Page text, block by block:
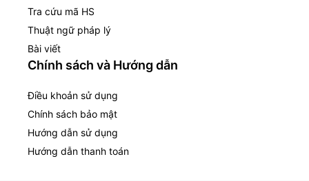
Tra cứu mã HS
Thuật ngữ pháp lý
Bài viết
Chính sách và Hướng dẫn
Điều khoản sử dụng
Chính sách bảo mật
Hướng dẫn sử dụng
Hướng dẫn thanh toán